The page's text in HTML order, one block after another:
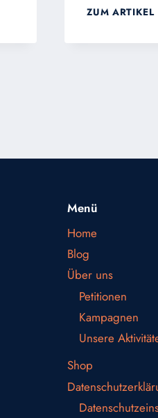
ZUM ARTIKEL
Menü
Home
Blog
Über uns
Petitionen
Kampagnen
Unsere
Shop